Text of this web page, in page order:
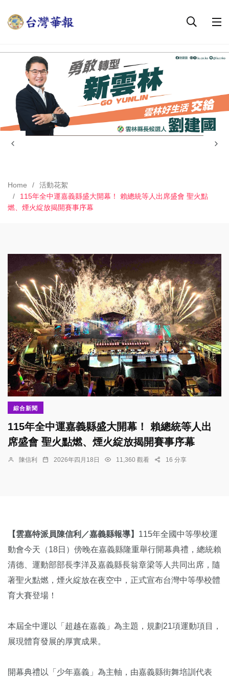
Home
活動花絮
115年全中運嘉義縣盛大開幕！ 賴總統等人出席盛會 聖火點
燃、煙火綻放揭開賽事序幕
綜合新聞
115年全中運嘉義縣盛大開幕！ 賴總統等人出
席盛會 聖火點燃、煙火綻放揭開賽事序幕
陳信利 2026年四月18日 11,360 觀看 16 分享
【雲嘉特派員陳信利／嘉義縣報導】 115年全國中等學校運
動會今天（18日）傍晚在嘉義縣隆重舉行開幕典禮，總統賴
清德、運動部部長李洋及嘉義縣長翁章梁等人共同出席，隨
著聖火點燃，煙火綻放在夜空中，正式宣布台灣中等學校體
育大賽登場！
本屆全中運以「超越在嘉義」為主題，規劃21項運動項目，
展現體育發展的厚實成果。
開幕典禮以「少年嘉義」為主軸，由嘉義縣街舞培訓代表